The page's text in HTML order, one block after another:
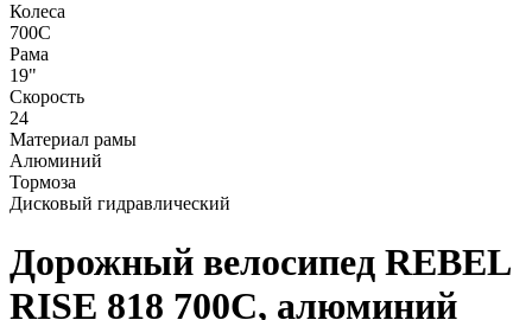
Колеса
700C
Рама
19"
Скорость
24
Материал рамы
Алюминий
Тормоза
Дисковый гидравлический
Дорожный велосипед REBEL
RISE 818 700C, алюминий